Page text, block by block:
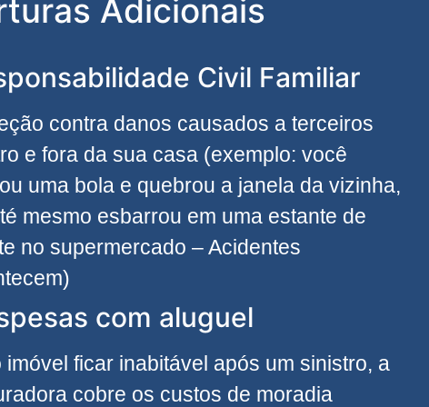
Adicionais
Civil Familiar
contra danos causados a terceiros
e fora da sua casa (exemplo: você
uma bola e quebrou a janela da vizinha,
mesmo esbarrou em uma estante de
no supermercado – Acidentes
com aluguel
imóvel ficar inabitável após um sinistro, a
cobre os custos de moradia